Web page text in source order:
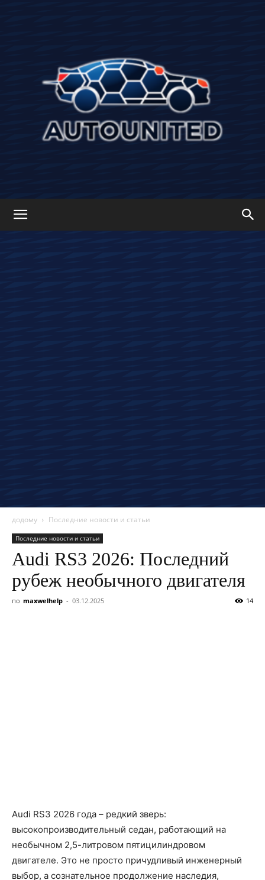
додому Последние новости и статьи
Последние новости и статьи
Audi RS3 2026: Последний
рубеж необычного двигателя
по maxwelhelp - 03.12.2025 14
Audi RS3 2026 года – редкий зверь:
высокопроизводительный седан, работающий на
необычном 2,5-литровом пятицилиндровом
двигателе. Это не просто причудливый инженерный
выбор, а сознательное продолжение наследия,